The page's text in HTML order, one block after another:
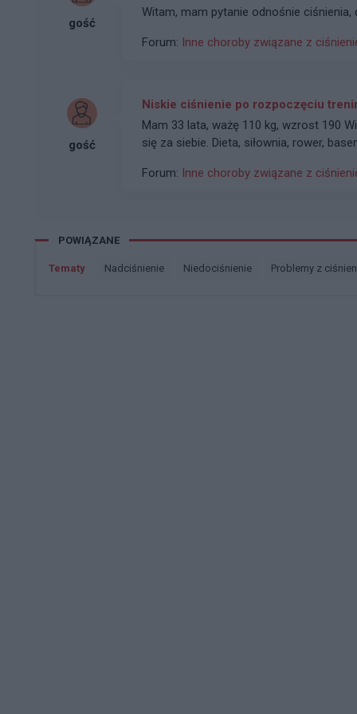
gość
Forum: Inne choroby związane z
gość
Niskie ciśnienie po rozpoczęciu
Mam 33 lata, ważę 110 kg, wzrost 190 Witam , dwa miesiące temu odstawiłem alkohol i wziąłem
się za siebie. Dieta, siłownia, rower,
po 2 miesiącach ciśnienie to 115-125
Forum: Inne choroby związane z
POWIĄZANE
Tematy nadciśnienie niedociśnienie problemy z